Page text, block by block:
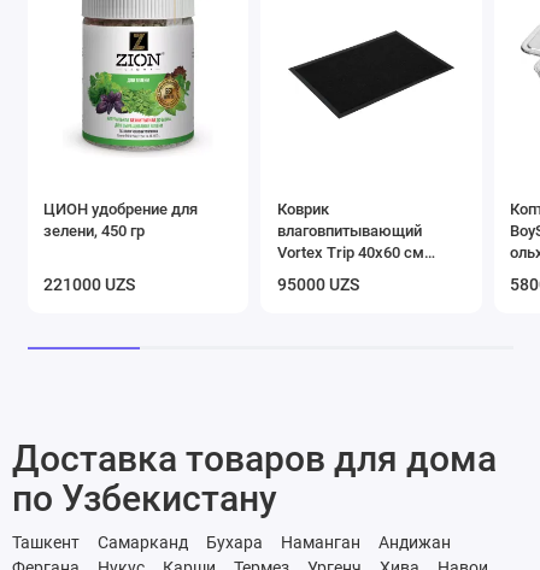
ЦИОН удобрение для
зелени, 450 гр
221000 UZS
Коврик
влаговпитывающий
Vortex Trip 40х60 см
черный
95000 UZS
Доставка товаров для дома
по Узбекистану
Ташкент Самарканд Бухара Наманган
Андижан